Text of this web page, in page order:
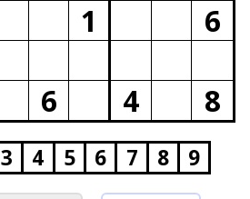
1
6
6
4 8
3 4 5 6 7 8 9